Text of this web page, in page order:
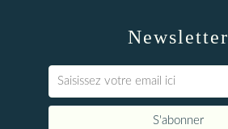
Newsletter